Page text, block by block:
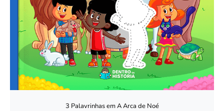
3 Palavrinhas em A Arca de Noé